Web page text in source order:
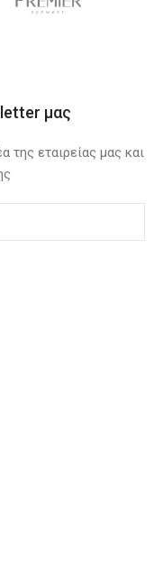
μας
της εταιρείας μας και